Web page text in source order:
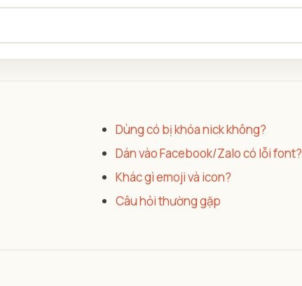
Dùng có bị khóa nick không?
Dán vào Facebook/Zalo có lỗi font?
Khác gì emoji và icon?
Câu hỏi thường gặp